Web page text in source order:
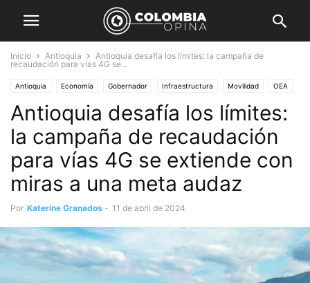
Inicio Antioquia
Antioquia desafía los límites: la campaña de
recaudación para vías 4G se...
Antioquia Economía Gobernador Infraestructura Movilidad OEA
Opinión
Antioquia desafía los límites:
la campaña de recaudación
para vías 4G se extiende con
miras a una meta audaz
Por Katerine Granados - 11 de abril de 2024